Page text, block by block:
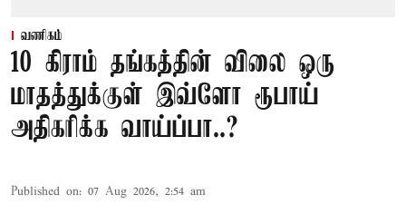
வணிகம்
10 கிராம் தங்கத்தின் விலை ஒரு
மாதத்துக்குள் இவ்ளோ ரூபாய்
அதிகரிக்க வாய்ப்பா..?
Published on: 07 Aug 2026, 2:54 am